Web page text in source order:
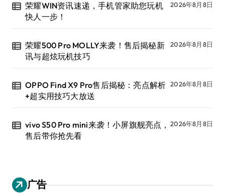
荣耀WIN资讯速递，手机管家助您玩机
快人一步！
2026年8月8日
荣耀500 Pro MOLLY来袭！售后揭秘新
讯与超炫玩机技巧
2026年8月8日
OPPO Find X9 Pro售后揭秘：亮点解析
+超实用技巧大放送
2026年8月8日
vivo S50 Pro mini来袭！小屏旗舰亮点，
售后带你抢先看
2026年8月8日
广告